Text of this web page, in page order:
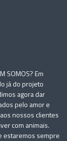
SOMOS? Em
já do projeto
agora dar
pelo amor e
nossos clientes
com animais.
estaremos sempre